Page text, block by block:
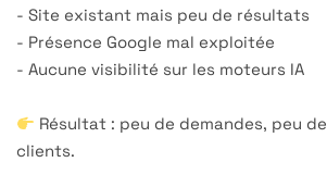
- Site existant mais peu de résultats
- Présence Google mal exploitée
- Aucune visibilité sur les moteurs IA
Résultat : peu de demandes, peu de
clients.